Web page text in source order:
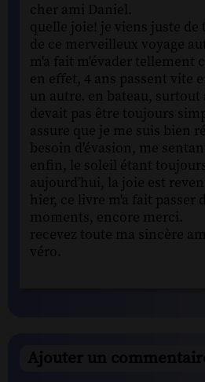
cher ami Daniel.
quelle joie! je viens juste
de ce merveilleux voyage
m'a fait m'évader tellement
en effet, 4 ans passent vite
un autre. en bateau, surtout
devait pas être toujours
assure que je me suis bien
besoin d'évasion, me
enfin, le soleil étant
aujourd'hui, la joie est
hier, ce livre m'a fait passer
moments, encore merci.
recevez toute ma sincère
véro.
Ajouter un